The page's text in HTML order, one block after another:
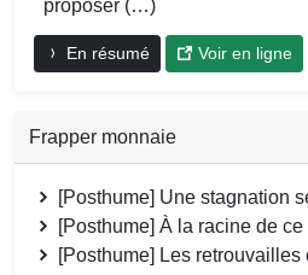
proposer (…)
En résumé Voir en ligne
Frapper monnaie
[Posthume] Une stagnation
[Posthume] À la racine de
[Posthume] Les retrouvailles